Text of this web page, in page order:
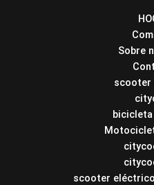
Sobre
scooter
scooter